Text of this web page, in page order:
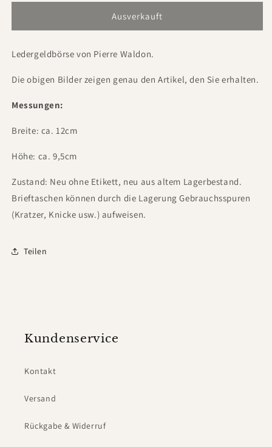
Ausverkauft
Ledergeldbörse von Pierre Waldon.
Die obigen Bilder zeigen genau den Artikel, den Sie erhalten.
Messungen:
Breite: ca. 12cm
Höhe: ca. 9,5cm
Zustand: Neu ohne Etikett, neu aus altem Lagerbestand.
Brieftaschen können durch die Lagerung Gebrauchsspuren
(Kratzer, Knicke usw.) aufweisen.
Teilen
Kundenservice
Kontakt
Versand
Rückgabe & Widerruf